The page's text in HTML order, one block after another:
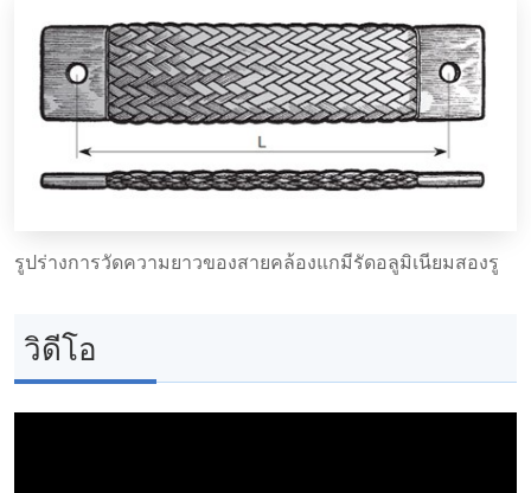
รูปร่างการวัดความยาวของสายคล้องแกมีรัดอลูมิเนียมสองรู
วิดีโอ